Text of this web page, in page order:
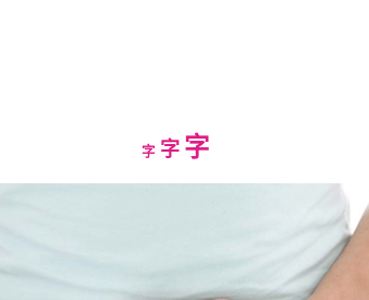
字Decrease
字Reset
字Increase
font